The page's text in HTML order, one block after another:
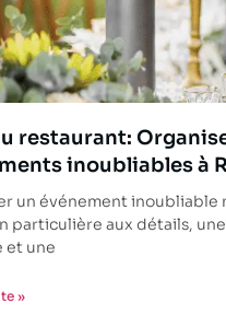
restaurant:
inoubliables à
un événement inoubliable
particulière aux détails,
et une
»